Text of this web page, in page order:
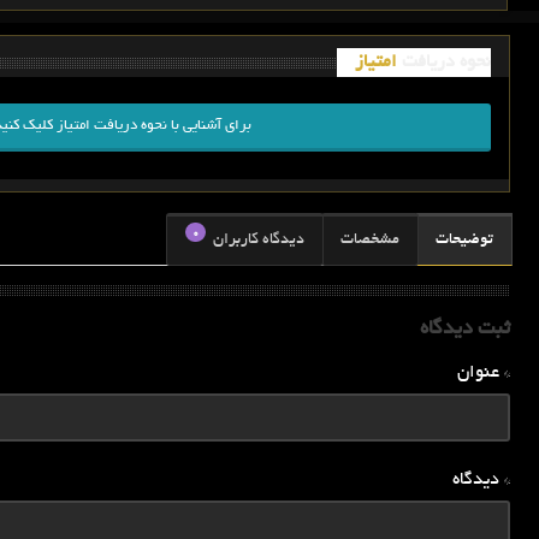
امتیاز
برای آشنایی با نحوه دریافت امتیاز کلیک
توضیحات مشخصات 0 دیدگاه کاربران
ثبت دیدگاه
* عنوان
* دیدگاه